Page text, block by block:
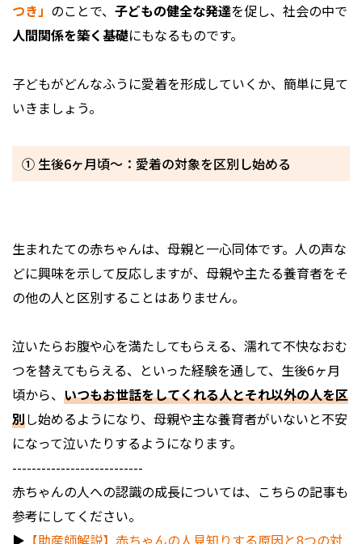
つき」 のことで、 子どもの健全な発達を促し、社会の中で
人間関係を築く基礎にもなるものです。
子どもがどんなふうに愛着を形成していくか、簡単に見て
いきましょう。
① 生後6ヶ月頃〜：愛着の対象を区別し始める
生まれたての赤ちゃんは、母親と一心同体です。人の声な
どに興味を示して反応しますが、母親や主たる養育者をそ
の他の人と区別することはありません。
泣いたらお腹や心を満たしてもらえる、濡れて不快なおむ
つを替えてもらえる、といった経験を通して、生後6ヶ月
頃から、 いつもお世話をしてくれる人とそれ以外の人を区
別し始めるようになり、母親や主な養育者がいないと不安
になって泣いたりするようになります。
---------------------------
赤ちゃんの人への認識の成長については、こちらの記事も
参考にしてください。
▶︎ 【助産師解説】赤ちゃんの人見知りする原因と8つの対